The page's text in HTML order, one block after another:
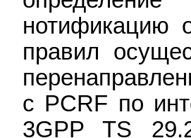
нотификацию
правил
с PCRF по
3GPP TS